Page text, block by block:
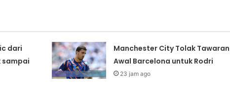
dari
sampai
Manchester City Tolak Tawaran
Awal Barcelona untuk Rodri
23 jam ago